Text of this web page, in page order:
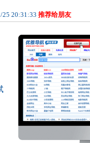
20:31:33 推荐给朋友